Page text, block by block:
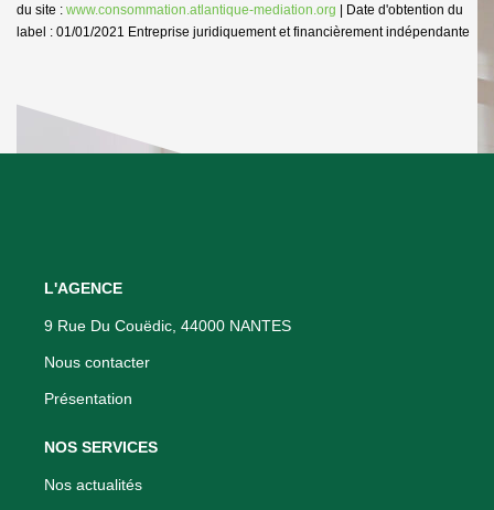
du site : www.consommation.atlantique-mediation.org | Date d'obtention du
label : 01/01/2021 Entreprise juridiquement et financièrement indépendante
L'AGENCE
9 Rue Du Couëdic, 44000 NANTES
Nous contacter
Présentation
NOS SERVICES
Nos actualités